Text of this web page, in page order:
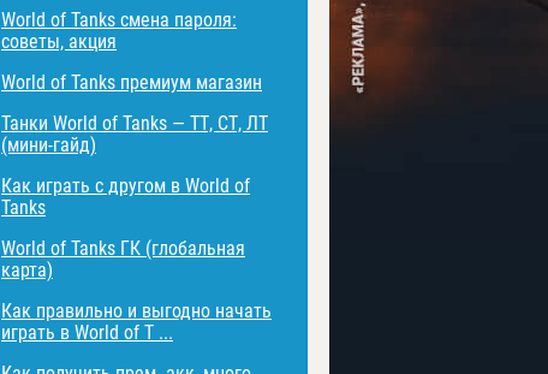
World of Tanks смена пароля:
советы, акция
World of Tanks премиум магазин
Танки World of Tanks — ТТ, СТ, ЛТ
(мини-гайд)
Как играть с другом в World of
Tanks
World of Tanks ГК (глобальная
карта)
Как правильно и выгодно начать
играть в World of T ...